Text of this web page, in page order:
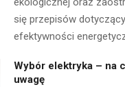
się przepisów
efektywności
Wybór elektryka – na
uwagę